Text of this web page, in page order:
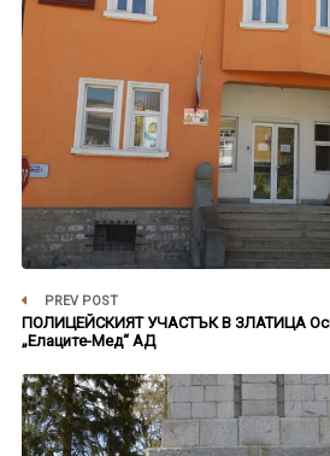
PREV POST
ПОЛИЦЕЙСКИЯТ УЧАСТЪК В ЗЛАТИЦА
„Елаците-Мед“ АД